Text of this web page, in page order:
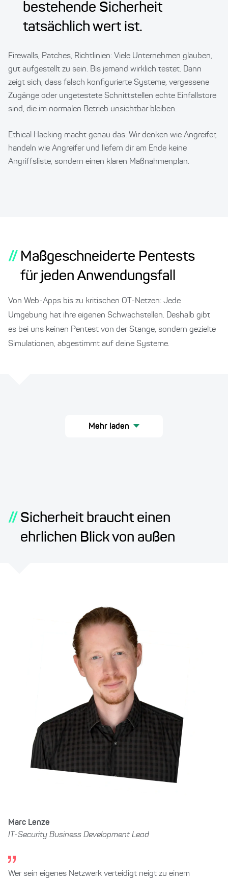
bestehende Sicherheit
tatsächlich wert ist.
Firewalls, Patches, Richtlinien: Viele Unternehmen glauben,
gut aufgestellt zu sein. Bis jemand wirklich testet. Dann
zeigt sich, dass falsch konfigurierte Systeme, vergessene
Zugänge oder ungetestete Schnittstellen echte Einfallstore
sind, die im normalen Betrieb unsichtbar bleiben.
Ethical Hacking macht genau das: Wir denken wie Angreifer,
handeln wie Angreifer und liefern dir am Ende keine
Angriffsliste, sondern einen klaren Maßnahmenplan.
// Maßgeschneiderte Pentests
für jeden Anwendungsfall
Von Web-Apps bis zu kritischen OT-Netzen: Jede
Umgebung hat ihre eigenen Schwachstellen. Deshalb gibt
es bei uns keinen Pentest von der Stange, sondern gezielte
Simulationen, abgestimmt auf deine Systeme.
Mehr laden
// Sicherheit braucht einen
ehrlichen Blick von außen
Marc Lenze
IT-Security Business Development Lead
Wer sein eigenes Netzwerk verteidigt neigt zu einem